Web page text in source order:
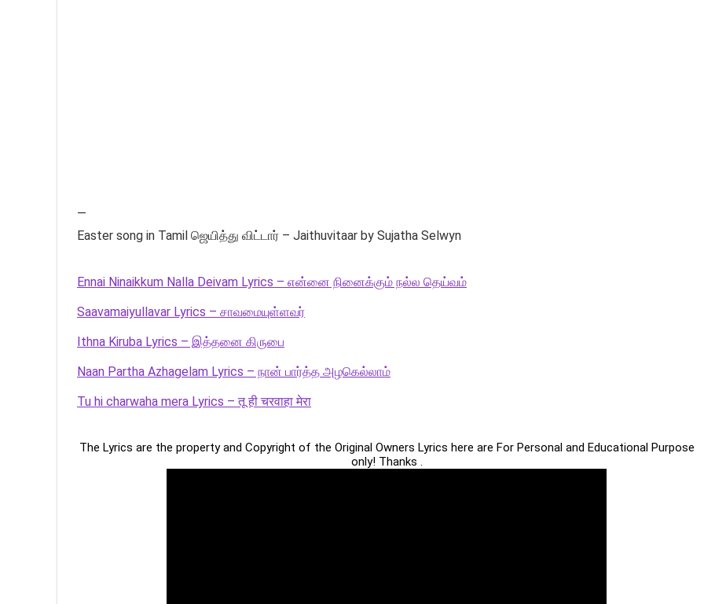
—
Easter song in Tamil ஜெயித்து விட்டார் – Jaithuvitaar by Sujatha Selwyn
Ennai Ninaikkum Nalla Deivam Lyrics – என்னை நினைக்கும் நல்ல தெய்வம்
Saavamaiyullavar Lyrics – சாவமையுள்ளவர்
Ithna Kiruba Lyrics – இத்தனை கிருபை
Naan Partha Azhagelam Lyrics – நான் பார்த்த அழகெல்லாம்
Tu hi charwaha mera Lyrics – तू ही चरवाहा मेरा
The Lyrics are the property and Copyright of the Original Owners Lyrics here are For Personal and Educational Purpose
only! Thanks .